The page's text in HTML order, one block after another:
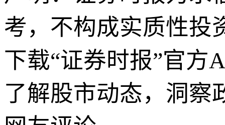
考，不构成实质性投
下载“证券时报”官方
了解股市动态，洞察